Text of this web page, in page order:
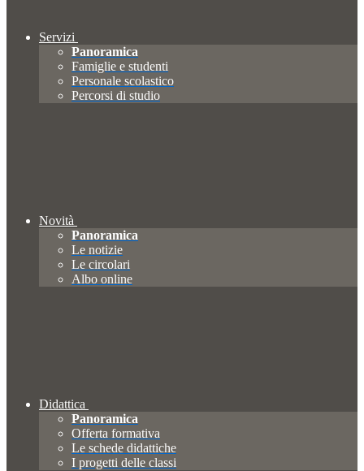
Servizi
Panoramica
Famiglie e studenti
Personale scolastico
Percorsi di studio
Novità
Panoramica
Le notizie
Le circolari
Albo online
Didattica
Panoramica
Offerta formativa
Le schede didattiche
I progetti delle classi